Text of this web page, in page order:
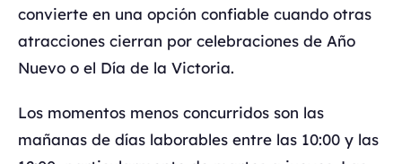
convierte en una opción confiable cuando otras
atracciones cierran por celebraciones de Año
Nuevo o el Día de la Victoria.
Los momentos menos concurridos son las
mañanas de días laborables entre las 10:00 y las